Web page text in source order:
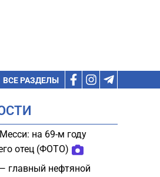
ВСЕ РАЗДЕЛЫ
на 69-м году
отец (ФОТО)
главный нефтяной